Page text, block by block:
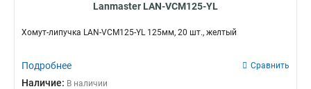
Lanmaster LAN-VCM125-YL
Хомут-липучка LAN-VCM125-YL 125мм, 20 шт., желтый
Подробнее Сравнить
Наличие: В наличии